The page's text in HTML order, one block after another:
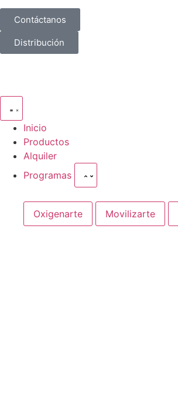
Contáctanos
Distribución
Inicio
Productos
Alquiler
Programas
Oxigenarte Movilizarte